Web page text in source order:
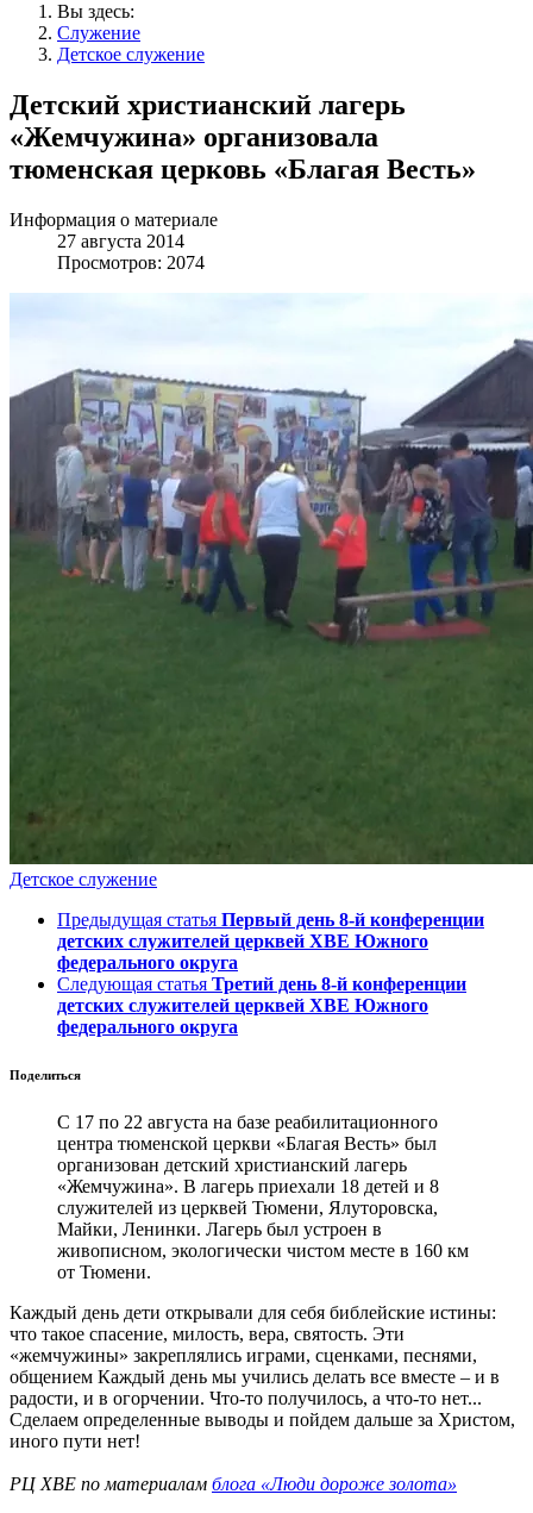
Вы здесь:
Служение
Детское служение
Детский христианский лагерь
«Жемчужина» организовала
тюменская церковь «Благая Весть»
Информация о материале
27 августа 2014
Просмотров: 2074
Детское служение
Предыдущая статья Первый день 8-й конференции
детских служителей церквей ХВЕ Южного
федерального округа
Следующая статья Третий день 8-й конференции
детских служителей церквей ХВЕ Южного
федерального округа
Поделиться
С 17 по 22 августа на базе реабилитационного
центра тюменской церкви «Благая Весть» был
организован детский христианский лагерь
«Жемчужина». В лагерь приехали 18 детей и 8
служителей из церквей Тюмени, Ялуторовска,
Майки, Ленинки. Лагерь был устроен в
живописном, экологически чистом месте в 160 км
от Тюмени.
Каждый день дети открывали для себя библейские истины:
что такое спасение, милость, вера, святость. Эти
«жемчужины» закреплялись играми, сценками, песнями,
общением Каждый день мы учились делать все вместе – и в
радости, и в огорчении. Что-то получилось, а что-то нет...
Сделаем определенные выводы и пойдем дальше за Христом,
иного пути нет!
РЦ ХВЕ по материалам блога «Люди дороже золота»